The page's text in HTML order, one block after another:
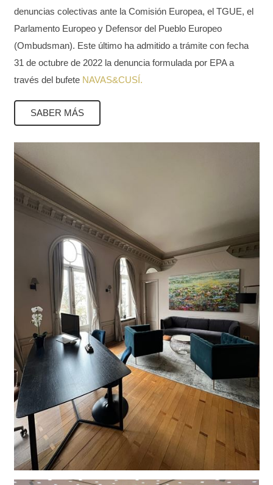
denuncias colectivas ante la Comisión Europea, el TGUE, el
Parlamento Europeo y Defensor del Pueblo Europeo
(Ombudsman). Este último ha admitido a trámite con fecha
31 de octubre de 2022 la denuncia formulada por EPA a
través del bufete NAVAS&CUSÍ.
SABER MÁS